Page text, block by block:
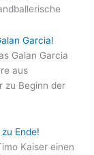
Garcia!
Galan Garcia
aus
zu Beginn der
Ende!
Kaiser einen